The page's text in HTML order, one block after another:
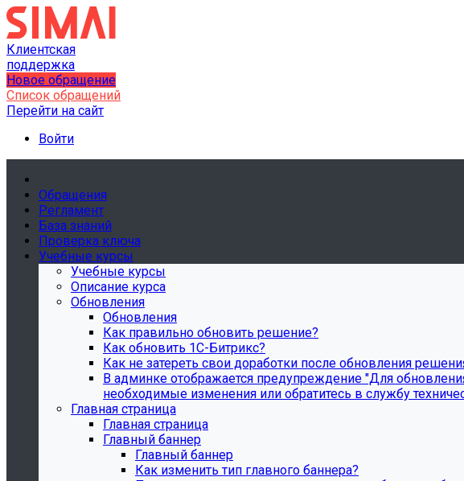
Клиентская
поддержка
Новое обращение
Список обращений
Перейти на сайт
Войти
Обращения
Регламент
База знаний
Проверка ключа
Учебные курсы
Учебные курсы
Описание курса
Обновления
Обновления
Как правильно обновить решение?
Как обновить 1С-Битрикс?
Как не затереть свои доработки после обновления
В админке отображается предупреждение "Для
необходимые изменения или обратитесь в службу
Главная страница
Главная страница
Главный баннер
Главный баннер
Как изменить тип главного баннера?